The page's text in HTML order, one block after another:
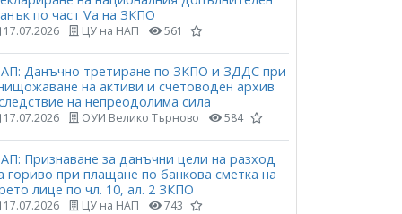
по част Vа на ЗКПО
17.07.2026 ЦУ на НАП 561
Данъчно третиране по ЗКПО и ЗДДС при
на активи и счетоводен архив
на непреодолима сила
17.07.2026 ОУИ Велико Търново 584
Признаване за данъчни цели на разход
гориво при плащане по банкова сметка на
лице по чл. 10, ал. 2 ЗКПО
17.07.2026 ЦУ на НАП 743